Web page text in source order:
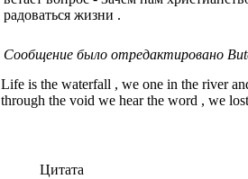
радоваться жизни .
Сообщение было отредактировано
Life is the waterfall , we one in the river
through the void we hear the word , we
Цитата